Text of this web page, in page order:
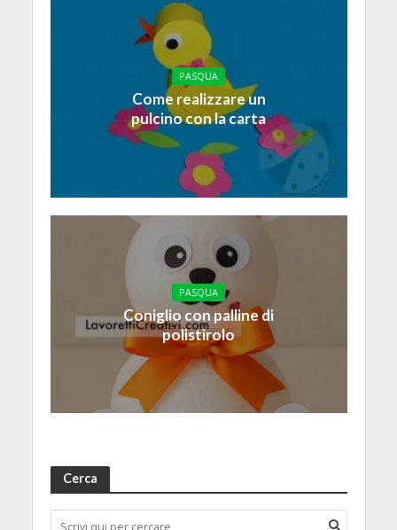
PASQUA
Come realizzare un
pulcino con la carta
PASQUA
Coniglio con palline di
polistirolo
Cerca